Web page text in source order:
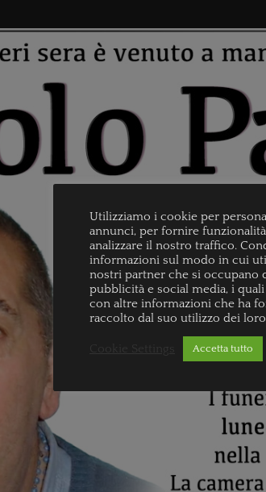
Utilizziamo i cookie per
annunci, per fornire
analizzare il nostro traffico.
informazioni sul modo in cui
nostri partner che si occupano
pubblicità e social media, i
con altre informazioni che ha
raccolto dal suo utilizzo dei
Accetta tutto